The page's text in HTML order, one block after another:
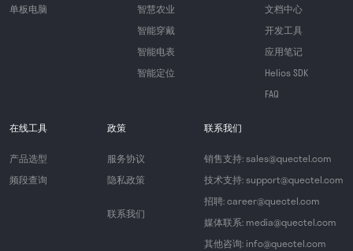
单板电脑
智慧农业
智能穿戴
智能电表
智能定位
文档中心
开发工具
应用笔记
Helios SDK
FAQ
在线工具
产品选型
频段查询
政策
服务协议
隐私政策
联系我们
联系我们
销售支持: sales@quectel.com
技术支持: support@quectel.com
招聘: career@quectel.com
媒体联系: media@quectel.com
其他咨询: info@quectel.com